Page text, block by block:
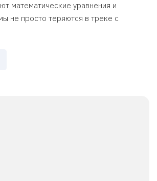
математические уравнения и
не просто теряются в треке с